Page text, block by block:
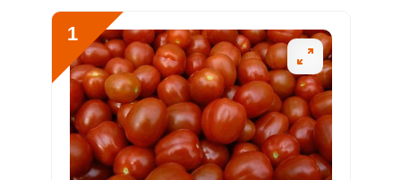
В5
Витамин
В6
0.3 мг 2 мг 2.9 2.2
Витамин
В9
14.4 мкг 400 мкг 0.6 0.5
Витамин
0 3 мкг 0 0
1